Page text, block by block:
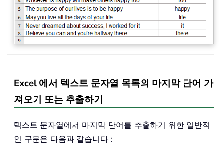
Excel 에서 텍스트 문자열 목록의 마지막 단어 가
져오기 또는 추출하기
텍스트 문자열에서 마지막 단어를 추출하기 위한 일반적
인 구문은 다음과 같습니다：